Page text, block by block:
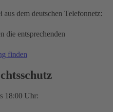
dem deutschen Telefonnetz:
die entsprechenden
finden
18:00 Uhr: